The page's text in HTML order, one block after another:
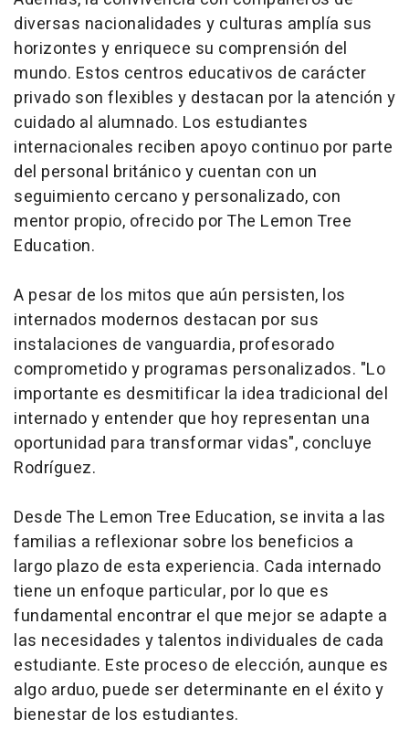
diversas nacionalidades y culturas amplía sus
horizontes y enriquece su comprensión del
mundo. Estos centros educativos de carácter
privado son flexibles y destacan por la atención y
cuidado al alumnado. Los estudiantes
internacionales reciben apoyo continuo por parte
del personal británico y cuentan con un
seguimiento cercano y personalizado, con
mentor propio, ofrecido por The Lemon Tree
Education.
A pesar de los mitos que aún persisten, los
internados modernos destacan por sus
instalaciones de vanguardia, profesorado
comprometido y programas personalizados. "Lo
importante es desmitificar la idea tradicional del
internado y entender que hoy representan una
oportunidad para transformar vidas", concluye
Rodríguez.
Desde The Lemon Tree Education, se invita a las
familias a reflexionar sobre los beneficios a
largo plazo de esta experiencia. Cada internado
tiene un enfoque particular, por lo que es
fundamental encontrar el que mejor se adapte a
las necesidades y talentos individuales de cada
estudiante. Este proceso de elección, aunque es
algo arduo, puede ser determinante en el éxito y
bienestar de los estudiantes.